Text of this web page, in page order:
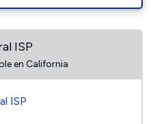
ISP
en California